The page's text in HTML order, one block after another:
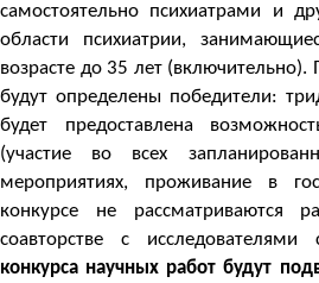
самостоятельно психиатрами и
области психиатрии,
возрасте до 35 лет (включительно).
будут определены победители:
будет предоставлена
(участие во всех
мероприятиях, проживание в
конкурсе не рассматриваются
соавторстве с
конкурса научных работ будут